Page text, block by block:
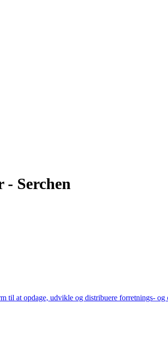
Serchen
til at opdage, udvikle og distribuere forretnings-